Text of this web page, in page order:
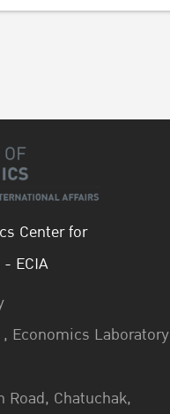
Center for
ECIA
Economics Laboratory
Road, Chatuchak,